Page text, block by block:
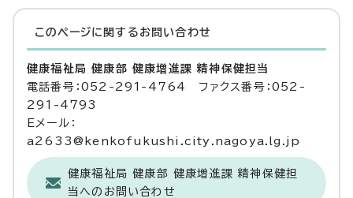
このページに関する お問い合わせ
健康福祉局 健康部 健康増進課 精神保健担当
電話番号：052-291-4764 ファクス番号：052-
291-4793
Eメール：
a2633@kenkofukushi.city.nagoya.lg.jp
健康福祉局 健康部 健康増進課 精神保健担
当へのお問い合わせ